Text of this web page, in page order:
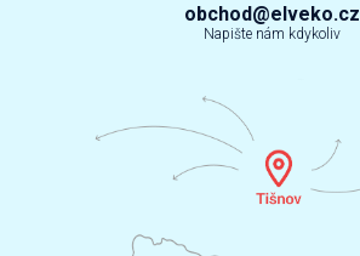
obchod@elveko.cz
Napište nám kdykoliv